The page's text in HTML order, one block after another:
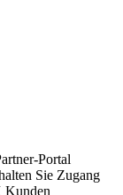
Portal
Sie Zugang
Kunden